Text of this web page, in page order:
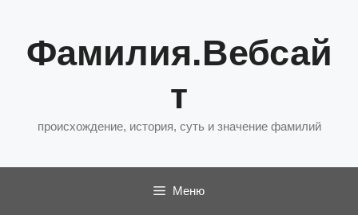
содержимому
Фамилия.Вебсай
т
происхождение, история, суть и значение фамилий
Меню